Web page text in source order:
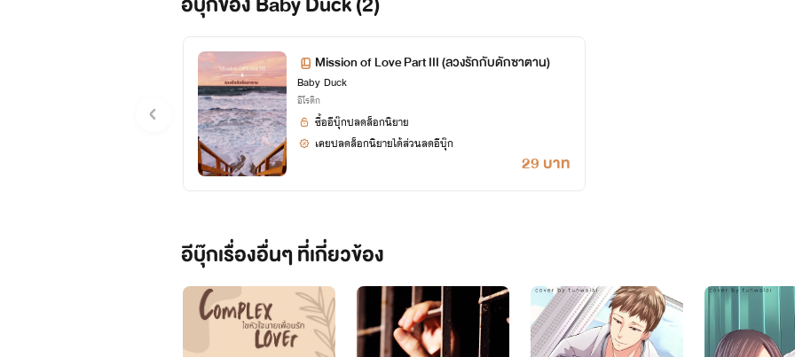
Mission of Love Part III (ลวงรักกับดักซาตาน)
Baby Duck
อีโรติก
29 บาท
ซื้ออีบุ๊กปลดล็อกนิยาย
เคยปลดล็อกนิยายได้ส่วนลดอีบุ๊ก
อีบุ๊กเรื่องอื่นๆ ที่เกี่ยวข้อง